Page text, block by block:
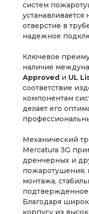
систем
устанавливается
отверстие в
надежное
Ключевое
наличие
Approved и UL
соответствие
компонентам
делает его
Механический
Mercatura 3G
дренчерных и
пожаротушения,
монтажа,
подтвержденное
Благодаря